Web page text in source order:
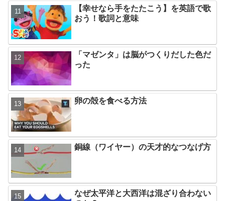
【幸せなら手をたたこう】を英語で歌
おう！歌詞と意味
「マゼンタ」は脳がつくりだした色だ
った
卵の殻を食べる方法
銅線（ワイヤー）の天才的なつなげ方
なぜ太平洋と大西洋は混ざり合わない